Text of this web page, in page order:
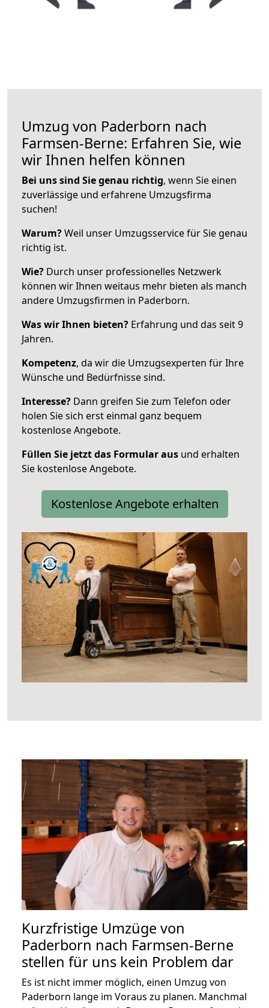
Umzug von Paderborn nach
Farmsen-Berne: Erfahren Sie, wie
wir Ihnen helfen können
Bei uns sind Sie genau richtig, wenn Sie einen
zuverlässige und erfahrene Umzugsfirma
suchen!
Warum?Weil unser Umzugsservice für Sie genau
richtig ist.
Wie? Durch unser professionelles Netzwerk
können wir Ihnen weitaus mehr bieten als manch
andere Umzugsfirmen in Paderborn.
Was wir Ihnen bieten? Erfahrung und das seit 9
Jahren.
Kompetenz, da wir die Umzugsexperten für Ihre
Wünsche und Bedürfnisse sind.
Interesse? Dann greifen Sie zum Telefon oder
holen Sie sich erst einmal ganz bequem
kostenlose Angebote.
Füllen Sie jetzt das Formular aus und erhalten
Sie kostenlose Angebote.
Kostenlose Angebote erhalten
Kurzfristige Umzüge von
Paderborn nach Farmsen-Berne
stellen für uns kein Problem dar
Es ist nicht immer möglich, einen Umzug von
Paderborn lange im Voraus zu planen. Manchmal